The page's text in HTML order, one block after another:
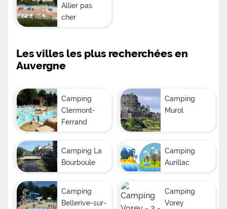
Allier pas
cher
Les villes les plus recherchées en
Auvergne
Camping
Clermont-
Ferrand
Camping
Murol
Camping La
Bourboule
Camping
Aurillac
Camping
Bellerive-sur-
Camping
Vorey